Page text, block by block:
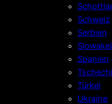
Schweiz
Serbien
Slowakei
Spanien
Türkei
Ukraine